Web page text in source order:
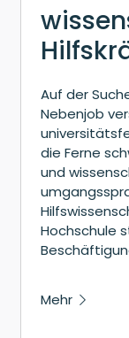
Auf der
Nebenjob
die Ferne
und
Hochschule
Mehr